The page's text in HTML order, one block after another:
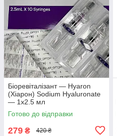
Біоревіталізант — Hyaron
(Хіарон) Sodium Hyaluronate
— 1х2.5 мл
Готово до відправки
279 ₴ 420 ₴